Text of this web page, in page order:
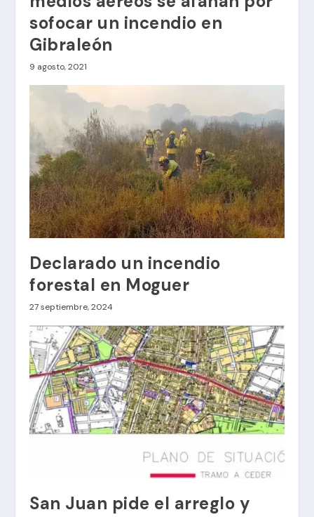
sofocar un incendio en
Gibraleón
9 agosto, 2021
Declarado un incendio
forestal en Moguer
27 septiembre, 2024
San Juan pide el arreglo y